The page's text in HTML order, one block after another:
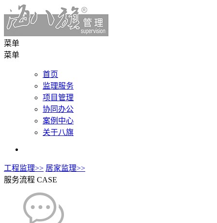
菜单
菜单
首页
监理服务
项目管理
协同办公
案例中心
关于八旗
工程监理>> 居家监理>>
服务流程 CASE